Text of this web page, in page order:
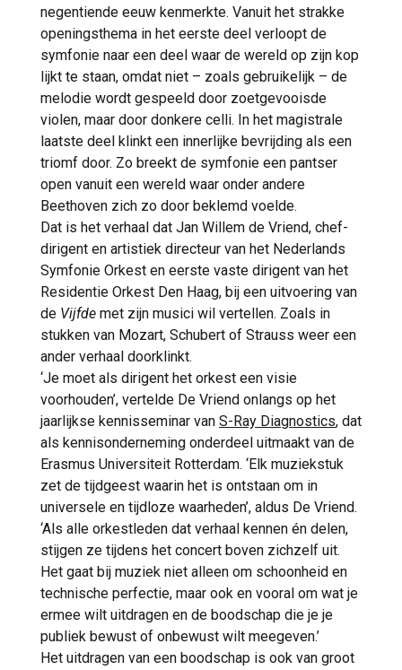
negentiende eeuw kenmerkte. Vanuit het strakke
openingsthema in het eerste deel verloopt de
symfonie naar een deel waar de wereld op zijn kop
lijkt te staan, omdat niet – zoals gebruikelijk – de
melodie wordt gespeeld door zoetgevooisde
violen, maar door donkere celli. In het magistrale
laatste deel klinkt een innerlijke bevrijding als een
triomf door. Zo breekt de symfonie een pantser
open vanuit een wereld waar onder andere
Beethoven zich zo door beklemd voelde.
Dat is het verhaal dat Jan Willem de Vriend, chef-
dirigent en artistiek directeur van het Nederlands
Symfonie Orkest en eerste vaste dirigent van het
Residentie Orkest Den Haag, bij een uitvoering van
de Vijfde met zijn musici wil vertellen. Zoals in
stukken van Mozart, Schubert of Strauss weer een
ander verhaal doorklinkt.
‘Je moet als dirigent het orkest een visie
voorhouden’, vertelde De Vriend onlangs op het
jaarlijkse kennisseminar van S-Ray Diagnostics, dat
als kennisonderneming onderdeel uitmaakt van de
Erasmus Universiteit Rotterdam. ‘Elk muziekstuk
zet de tijdgeest waarin het is ontstaan om in
universele en tijdloze waarheden’, aldus De Vriend.
‘Als alle orkestleden dat verhaal kennen én delen,
stijgen ze tijdens het concert boven zichzelf uit.
Het gaat bij muziek niet alleen om schoonheid en
technische perfectie, maar ook en vooral om wat je
ermee wilt uitdragen en de boodschap die je je
publiek bewust of onbewust wilt meegeven.’
Het uitdragen van een boodschap is ook van groot